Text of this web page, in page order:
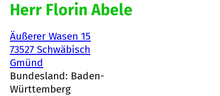
Herr Florin Abele
Äußerer Wasen 15
73527 Schwäbisch
Gmünd
Bundesland: Baden-
Württemberg